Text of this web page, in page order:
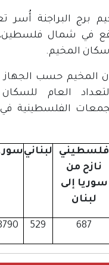
برج البراجنة أُسر
في شمال
المخيم حسب الجهاز
العام
فلسطيني
نازح من
سوريا إلى
لبنان
لبناني
687
529